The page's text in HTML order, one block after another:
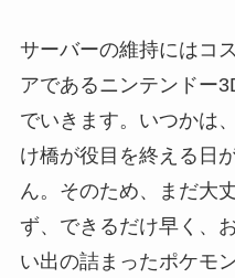
サーバーの維持にはコ
アであるニンテンドー
でいきます。いつかは
け橋が役目を終える日
ん。そのため、まだ大
ず、できるだけ早く、
い出の詰まったポケモ